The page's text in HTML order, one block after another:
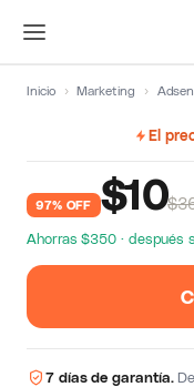
Inicio › Marketing ›
El
97% OFF $10
Ahorras $350 · después
7 días de garantía.